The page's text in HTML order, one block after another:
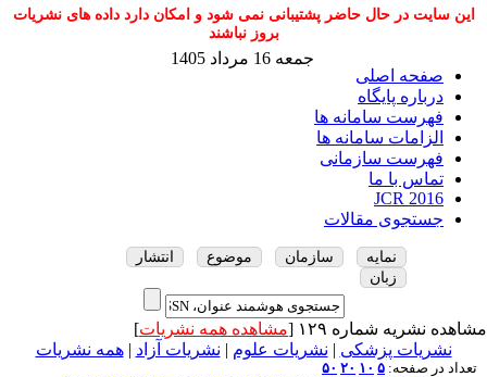
این سایت در حال حاضر پشتیبانی نمی شود و امکان دارد داده های نشریات
بروز نباشند
صفحه اصلی
درباره پایگاه
فهرست سامانه ها
الزامات سامانه ها
فهرست سازمانی
تماس با ما
JCR 2016
جستجوی مقالات
جمعه 16 مرداد 1405
نمایه سازمان موضوع
انتشار
زبان
مشاهده نشریه شماره ۱۲۹ [ مشاهده همه نشریات]
نشریات پزشکی | نشریات علوم | نشریات آزاد |همه نشریات
تعداد در صفحه: ۵ ۱۰ ۲۰ ۵۰